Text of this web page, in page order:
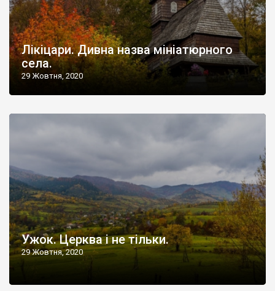
Лікіцари. Дивна назва мініатюрного
села.
29 Жовтня, 2020
Ужок. Церква і не тільки.
29 Жовтня, 2020